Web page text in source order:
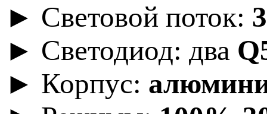
► Световой поток:
► Светодиод: два
► Корпус: